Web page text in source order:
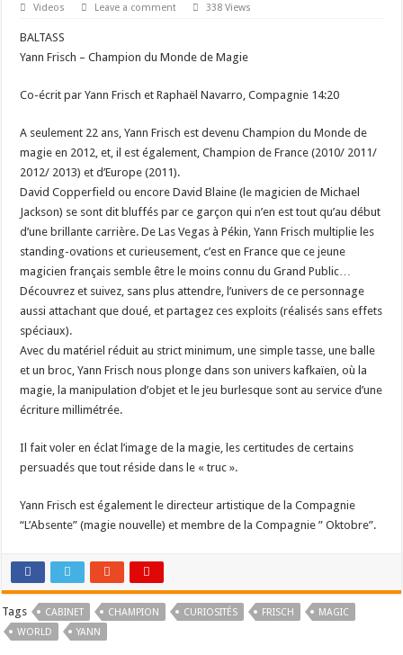
Videos Leave a comment 338 Views
BALTASS
Yann Frisch – Champion du Monde de Magie
Co-écrit par Yann Frisch et Raphaël Navarro, Compagnie 14:20
A seulement 22 ans, Yann Frisch est devenu Champion du Monde de
magie en 2012, et, il est également, Champion de France (2010/ 2011/
2012/ 2013) et d’Europe (2011).
David Copperfield ou encore David Blaine (le magicien de Michael
Jackson) se sont dit bluffés par ce garçon qui n’en est tout qu’au début
d’une brillante carrière. De Las Vegas à Pékin, Yann Frisch multiplie les
standing-ovations et curieusement, c’est en France que ce jeune
magicien français semble être le moins connu du Grand Public…
Découvrez et suivez, sans plus attendre, l’univers de ce personnage
aussi attachant que doué, et partagez ces exploits (réalisés sans effets
spéciaux).
Avec du matériel réduit au strict minimum, une simple tasse, une balle
et un broc, Yann Frisch nous plonge dans son univers kafkaïen, où la
magie, la manipulation d’objet et le jeu burlesque sont au service d’une
écriture millimétrée.
Il fait voler en éclat l’image de la magie, les certitudes de certains
persuadés que tout réside dans le « truc ».
Yann Frisch est également le directeur artistique de la Compagnie
“L’Absente” (magie nouvelle) et membre de la Compagnie ” Oktobre”.
Tags CABINET CHAMPION CURIOSITÉS FRISCH
MAGIC
WORLD
YANN